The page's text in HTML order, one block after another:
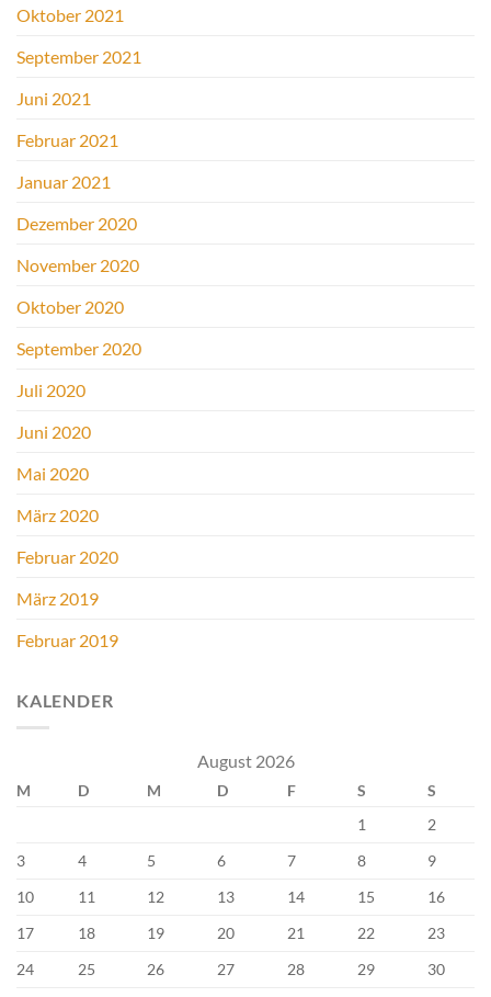
Oktober 2021
September 2021
Juni 2021
Februar 2021
Januar 2021
Dezember 2020
November 2020
Oktober 2020
September 2020
Juli 2020
Juni 2020
Mai 2020
März 2020
Februar 2020
März 2019
Februar 2019
KALENDER
August 2026
M D M D F S
S
1
2
3
4 5 6 7 8
9
10
11 12 13 14 15
16
17
18 19 20 21 22
23
24
25 26 27 28 29
30